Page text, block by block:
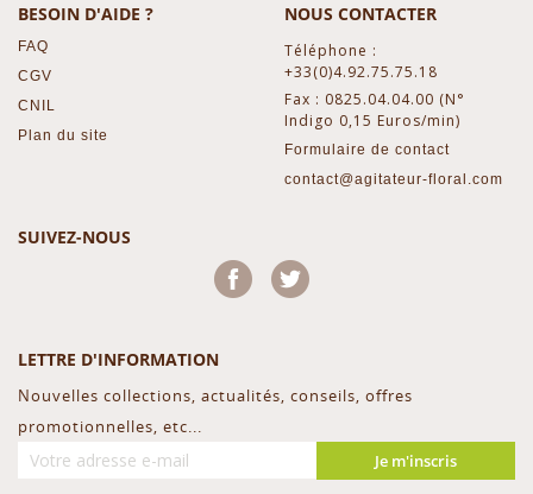
BESOIN D'AIDE ?
FAQ
CGV
CNIL
Plan du site
NOUS CONTACTER
Téléphone :
+33(0)4.92.75.75.18
Fax : 0825.04.04.00 (N°
Indigo 0,15 Euros/min)
Formulaire de contact
contact@agitateur-floral.com
SUIVEZ-NOUS
Facebook
LETTRE D'INFORMATION
Nouvelles collections, actualités, conseils, offres
promotionnelles, etc...
Je m'inscris